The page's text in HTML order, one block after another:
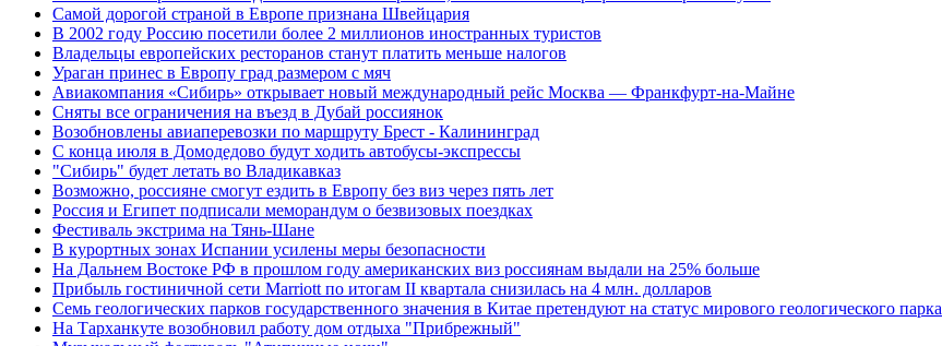
Самой дорогой страной в Европе признана Швейцария
В 2002 году Россию посетили более 2 миллионов иностранных туристов
Владельцы европейских ресторанов станут платить меньше налогов
Ураган принес в Европу град размером с мяч
Авиакомпания «Сибирь» открывает новый международный рейс Москва — Франкфурт-на-Майне
Сняты все ограничения на въезд в Дубай россиянок
Возобновлены авиаперевозки по маршруту Брест - Калининград
С конца июля в Домодедово будут ходить автобусы-экспрессы
"Сибирь" будет летать во Владикавказ
Возможно, россияне смогут ездить в Европу без виз через пять лет
Россия и Египет подписали меморандум о безвизовых поездках
Фестиваль экстрима на Тянь-Шане
В курортных зонах Испании усилены меры безопасности
На Дальнем Востоке РФ в прошлом году американских виз россиянам выдали на 25% больше
Прибыль гостиничной сети Marriott по итогам II квартала снизилась на 4 млн. долларов
Семь геологических парков государственного значения в Китае претендуют на статус мирового геологического парка
На Тарханкуте возобновил работу дом отдыха "Прибрежный"